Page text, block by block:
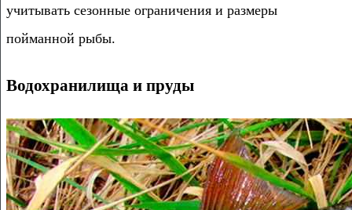
учитывать сезонные ограничения и размеры
пойманной рыбы.
Водохранилища и пруды